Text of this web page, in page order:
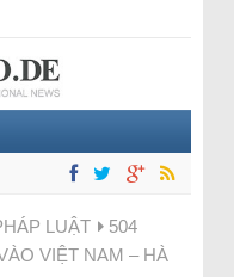
LUẬT
504
VIỆT NAM – HÀ